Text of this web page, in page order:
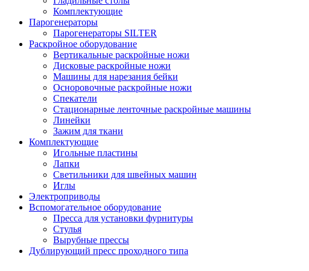
Комплектующие
Парогенераторы
Парогенераторы SILTER
Раскройное оборудование
Вертикальные раскройные ножи
Дисковые раскройные ножи
Машины для нарезания бейки
Осноровочные раскройные ножи
Спекатели
Стационарные ленточные раскройные машины
Линейки
Зажим для ткани
Комплектующие
Игольные пластины
Лапки
Светильники для швейных машин
Иглы
Электроприводы
Вспомогательное оборудование
Пресса для установки фурнитуры
Стулья
Вырубные прессы
Дублирующий пресс проходного типа